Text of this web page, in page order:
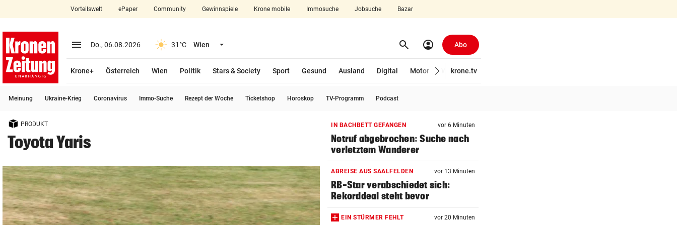
closeSchließen
account_circle Anmelden
arrow_right
bookmark Merkliste
search
Suchbegriff
eingeben
Vorteilswelt ePaper Community Gewinnspiele Krone mobile Immosuche Jobsuche Bazar
menu Menü aufklappen
Do., 06.08.2026 31°C Wien Menü aufklappen search Suchen
account_circle Abo
Krone+ Österreich Wien Politik Stars & Society Sport Gesund Ausland Digital Motor Wirtschaft
krone.tv
Meinung Ukraine-Krieg Coronavirus Immo-Suche Rezept der Woche Ticketshop Horoskop TV-Programm Podcast
PRODUKT
Toyota Yaris
IN BACHBETT GEFANGEN vor 6 Minuten
Notruf abgebrochen: Suche nach
verletztem Wanderer
ABREISE AUS SAALFELDEN vor 13 Minuten
RB-Star verabschiedet sich:
Rekorddeal steht bevor
EIN STÜRMER FEHLT vor 20 Minuten